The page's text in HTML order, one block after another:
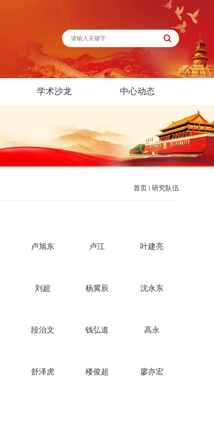
学术沙龙 中心动态
首页 研究队伍
卢旭东 卢江 叶建亮
刘超 杨冀辰 沈永东
段治文 钱弘道 高永
舒泽虎 楼俊超 廖亦宏